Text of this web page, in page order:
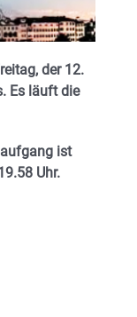
der 12.
Es läuft die
ist
Uhr.